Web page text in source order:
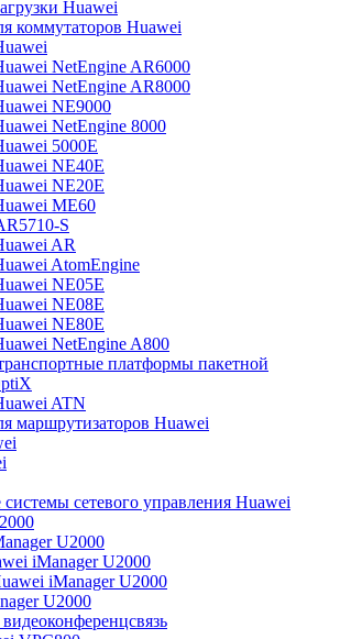
Huawei
коммутаторов Huawei
NetEngine AR6000
NetEngine AR8000
NE9000
NetEngine 8000
5000E
NE40E
NE20E
ME60
S
AR
AtomEngine
NE05E
NE08E
NE80E
NetEngine A800
платформы пакетной
ATN
маршрутизаторов Huawei
сетевого управления Huawei
U2000
iManager U2000
iManager U2000
U2000